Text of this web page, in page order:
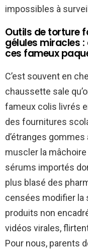
impossibles à
Outils de torture
gélules miracles
ces fameux
C’est souvent en
chaussette sale
fameux colis livrés
des fournitures
d’étranges
muscler la
sérums importés
plus blasé des
censées modifier la
produits non
vidéos virales,
Pour nous, parents